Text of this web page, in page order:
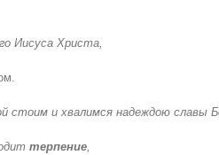
Иисуса Христа,
стоим и хвалимся надеждою славы
терпение,